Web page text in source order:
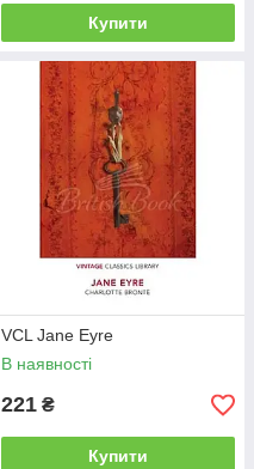
Купити
VCL Jane Eyre
В наявності
221 ₴
Купити